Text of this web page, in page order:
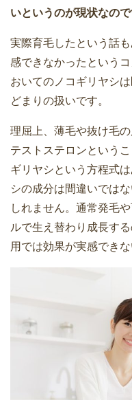
いというのが現状なの
実際育毛したという話
感できなかったという
おいてのノコギリヤシ
どまりの扱いです。
理屈上、薄毛や抜け毛
テストステロンという
ギリヤシという方程式
シの成分は間違いでは
しれません。通常発毛
ルで生え替わり成長す
用では効果が実感でき